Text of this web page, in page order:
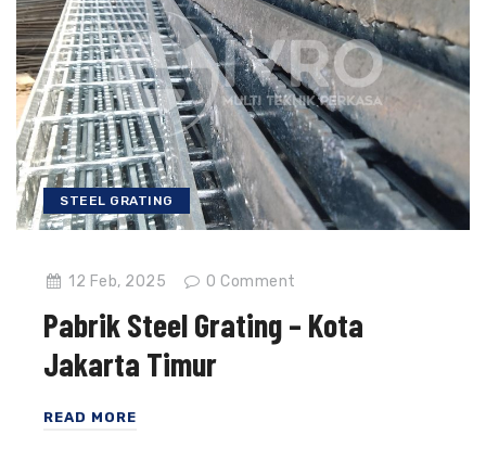
STEEL GRATING
12 Feb, 2025 0 Comment
Pabrik Steel Grating – Kota
Jakarta Timur
READ MORE